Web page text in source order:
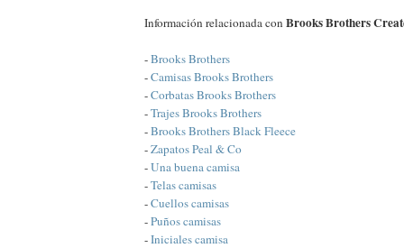
Información relacionada con Brooks Brothers
-Brooks Brothers
-Camisas Brooks Brothers
-Corbatas Brooks Brothers
-Trajes Brooks Brothers
-Brooks Brothers Black Fleece
-Zapatos Peal & Co
-Una buena camisa
-Telas camisas
-Cuellos camisas
-Puños camisas
-Iniciales camisa